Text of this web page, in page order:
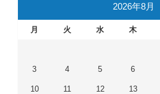
2026年8月
月 火 水 木
3 4 5 6
10 11 12 13